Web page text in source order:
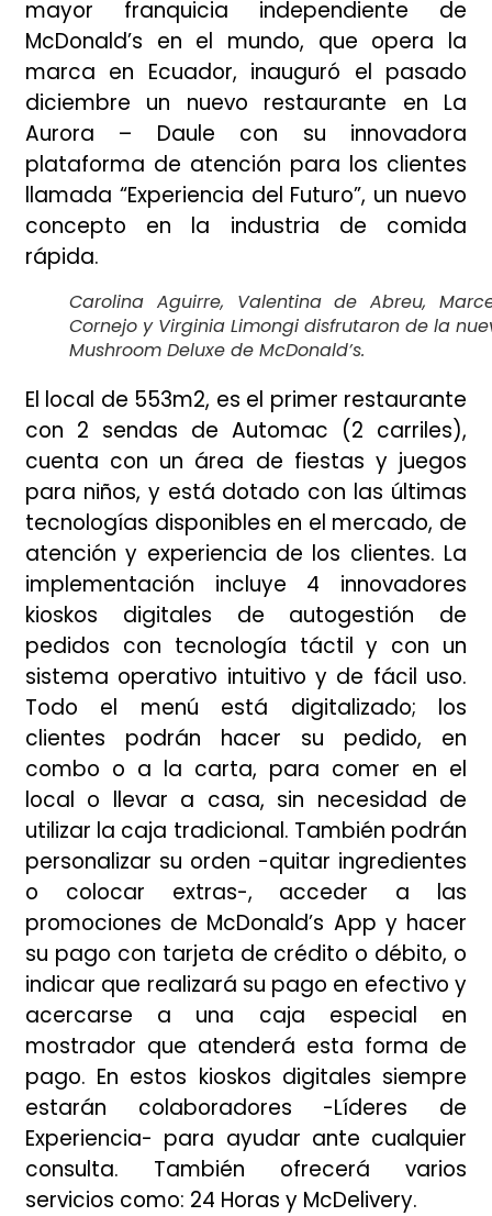
mayor franquicia independiente de
McDonald’s en el mundo, que opera la
marca en Ecuador, inauguró el pasado
diciembre un nuevo restaurante en La
Aurora – Daule con su innovadora
plataforma de atención para los clientes
llamada “Experiencia del Futuro”, un nuevo
concepto en la industria de comida
rápida.
Carolina Aguirre, Valentina de Abreu,
Cornejo y Virginia Limongi disfrutaron de la
Mushroom Deluxe de McDonald’s.
El local de 553m2, es el primer restaurante
con 2 sendas de Automac (2 carriles),
cuenta con un área de fiestas y juegos
para niños, y está dotado con las últimas
tecnologías disponibles en el mercado, de
atención y experiencia de los clientes. La
implementación incluye 4 innovadores
kioskos digitales de autogestión de
pedidos con tecnología táctil y con un
sistema operativo intuitivo y de fácil uso.
Todo el menú está digitalizado; los
clientes podrán hacer su pedido, en
combo o a la carta, para comer en el
local o llevar a casa, sin necesidad de
utilizar la caja tradicional. También podrán
personalizar su orden -quitar ingredientes
o colocar extras-, acceder a las
promociones de McDonald’s App y hacer
su pago con tarjeta de crédito o débito, o
indicar que realizará su pago en efectivo y
acercarse a una caja especial en
mostrador que atenderá esta forma de
pago. En estos kioskos digitales siempre
estarán colaboradores -Líderes de
Experiencia- para ayudar ante cualquier
consulta. También ofrecerá varios
servicios como: 24 Horas y McDelivery.